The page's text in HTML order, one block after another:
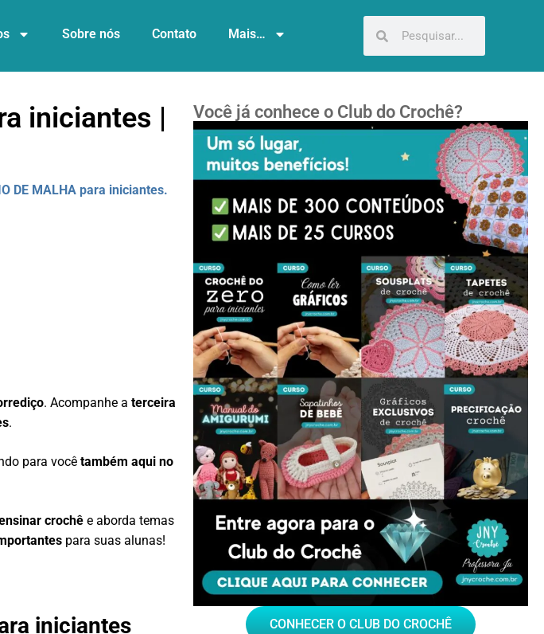
Sobre nós Contato Mais…
Você já conhece o Club do Crochê?
CONHECER O CLUB DO CROCHÊ
iniciantes |
DE MALHA para iniciantes.
. Acompanhe a terceira
.
para vocêtambém aqui no
crochêe aborda temas
para suas alunas!
iniciantes